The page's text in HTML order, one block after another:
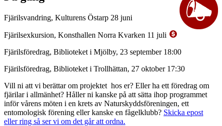
Fjärilsvandring, Kulturens Östarp 28 juni
Fjärilsexkursion, Konsthallen Norra Kvarken 11 juli
Fjärilsföredrag, Biblioteket i Mjölby, 23 september 18:00
Fjärilsföredrag, Biblioteket i Trollhättan, 27 oktober 17:30
Vill ni att vi berättar om projektet hos er? Eller ha ett föredrag om
fjärilar i allmänhet? Håller ni kanske på att sätta ihop programmet
inför vårens möten i en krets av Naturskyddsföreningen, ett
entomologisk förening eller kanske en fågelklubb? Skicka epost
eller ring så ser vi om det går att ordna.